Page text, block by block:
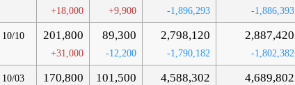
+18,000 +9,900 -1,896,293 -1,886,393
10/10 201,800
+31,000
89,300
-12,200
2,798,120
-1,790,182
2,887,420
-1,802,382
10/03 170,800 101,500 4,588,302 4,689,802